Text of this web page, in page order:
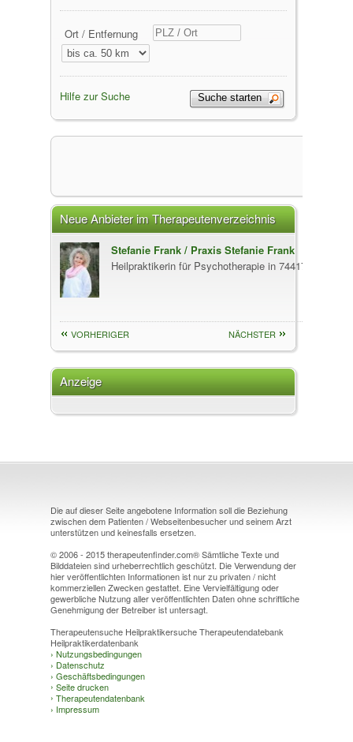
Ort / Entfernung
Hilfe zur Suche
Neue Anbieter im Therapeutenverzeichnis
Stefanie Frank / Praxis Stefanie Frank
Heilpraktikerin für Psychotherapie in 74417
VORHERIGER NÄCHSTER
Anzeige
Die auf dieser Seite angebotene Information soll die Beziehung
zwischen dem Patienten / Webseitenbesucher und seinem Arzt
unterstützen und keinesfalls ersetzen.
© 2006 - 2015 therapeutenfinder.com® Sämtliche Texte und
Bilddateien sind urheberrechtlich geschützt. Die Verwendung der
hier veröffentlichten Informationen ist nur zu privaten / nicht
kommerziellen Zwecken gestattet. Eine Vervielfältigung oder
gewerbliche Nutzung aller veröffentlichten Daten ohne schriftliche
Genehmigung der Betreiber ist untersagt.
Therapeutensuche Heilpraktikersuche Therapeutendatebank
Heilpraktikerdatenbank
› Nutzungsbedingungen
› Datenschutz
› Geschäftsbedingungen
› Seite drucken
› Therapeutendatenbank
› Impressum